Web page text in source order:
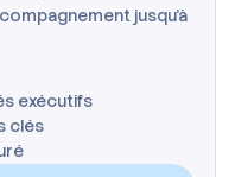
jusqu'à
exécutifs
clés